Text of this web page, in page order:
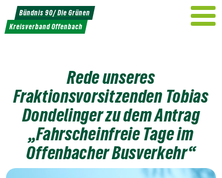
Weiter
zum
Inhalt
Bündnis 90/ Die Grünen
Kreisverband Offenbach
Rede unseres
Fraktionsvorsitzenden Tobias
Dondelinger zu dem Antrag
„Fahrscheinfreie Tage im
Offenbacher Busverkehr“